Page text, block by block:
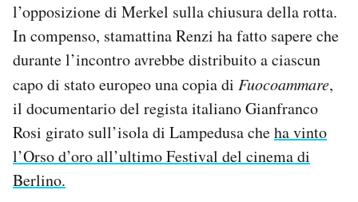
l’opposizione di Merkel sulla chiusura della rotta.
In compenso, stamattina Renzi ha fatto sapere che
durante l’incontro avrebbe distribuito a ciascun
capo di stato europeo una copia di Fuocoammare,
il documentario del regista italiano Gianfranco
Rosi girato sull’isola di Lampedusa cheha vinto
l’Orso d’oro all’ultimo Festival del cinema di
Berlino.